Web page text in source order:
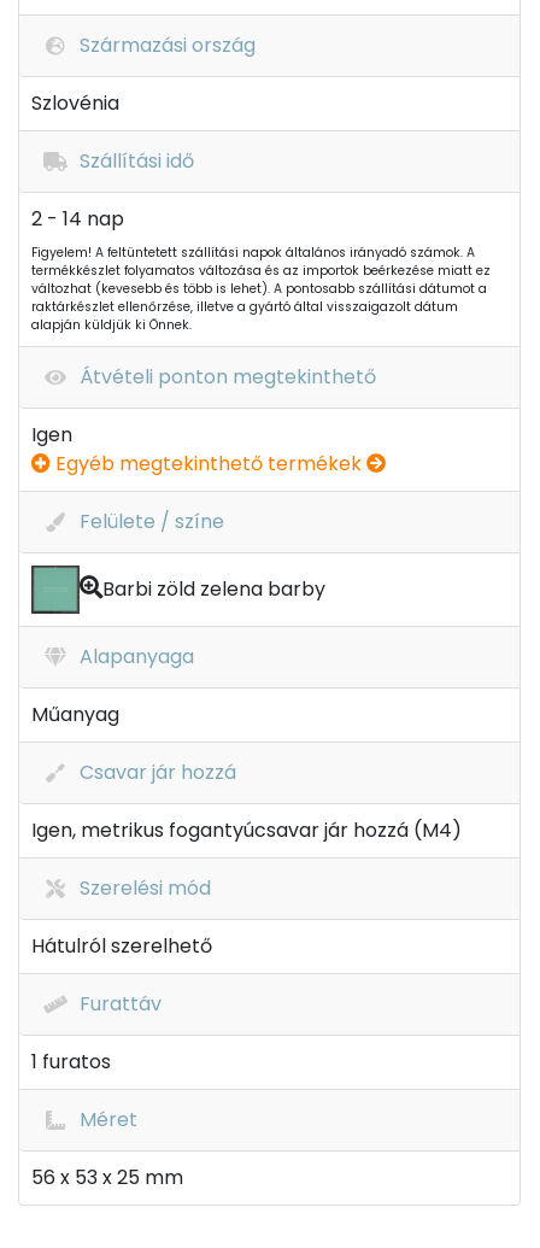
Származási ország
Szlovénia
Szállítási idő
2 - 14 nap
Figyelem! A feltüntetett szállítási napok általános irányadó számok. A
termékkészlet folyamatos változása és az importok beérkezése miatt ez
változhat (kevesebb és több is lehet). A pontosabb szállítási dátumot a
raktárkészlet ellenőrzése, illetve a gyártó által visszaigazolt dátum
alapján küldjük ki Önnek.
Átvételi ponton megtekinthető
Igen
Egyéb megtekinthető termékek
Felülete / színe
Barbi zöld zelena barby
Alapanyaga
Műanyag
Csavar jár hozzá
Igen, metrikus fogantyúcsavar jár hozzá (M4)
Szerelési mód
Hátulról szerelhető
Furattáv
1 furatos
Méret
56 x 53 x 25 mm